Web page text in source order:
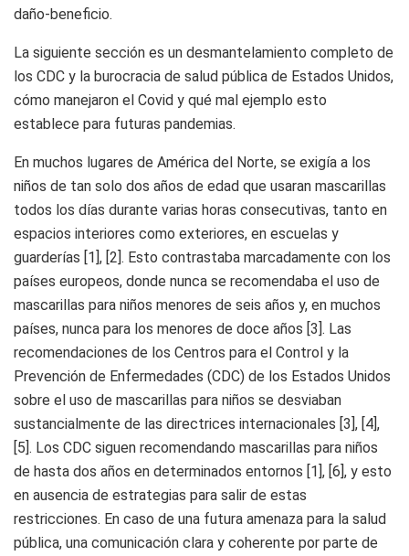
daño-beneficio.
La siguiente sección es un desmantelamiento completo de
los CDC y la burocracia de salud pública de Estados Unidos,
cómo manejaron el Covid y qué mal ejemplo esto
establece para futuras pandemias.
En muchos lugares de América del Norte, se exigía a los
niños de tan solo dos años de edad que usaran mascarillas
todos los días durante varias horas consecutivas, tanto en
espacios interiores como exteriores, en escuelas y
guarderías [1], [2]. Esto contrastaba marcadamente con los
países europeos, donde nunca se recomendaba el uso de
mascarillas para niños menores de seis años y, en muchos
países, nunca para los menores de doce años [3]. Las
recomendaciones de los Centros para el Control y la
Prevención de Enfermedades (CDC) de los Estados Unidos
sobre el uso de mascarillas para niños se desviaban
sustancialmente de las directrices internacionales [3], [4],
[5]. Los CDC siguen recomendando mascarillas para niños
de hasta dos años en determinados entornos [1], [6], y esto
en ausencia de estrategias para salir de estas
restricciones. En caso de una futura amenaza para la salud
pública, una comunicación clara y coherente por parte de